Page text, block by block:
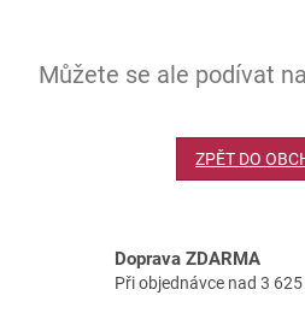
Můžete se ale podívat
ZPĚT DO
Doprava ZDARMA
Při objednávce nad 3